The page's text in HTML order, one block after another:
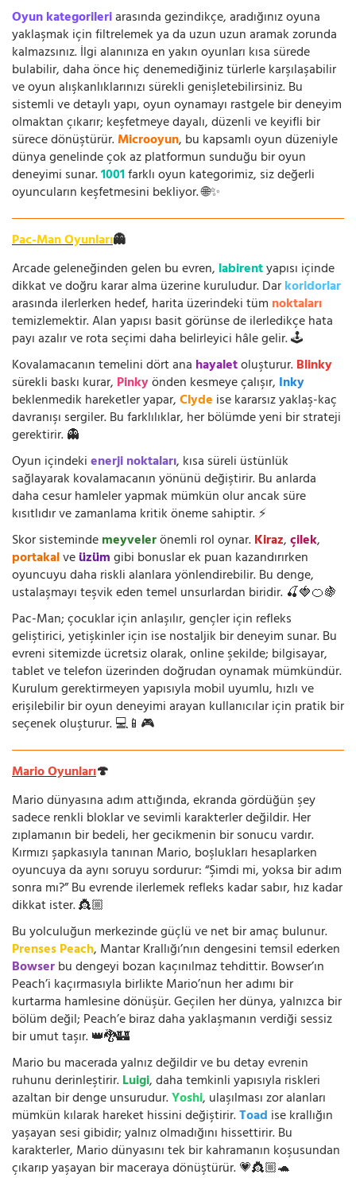
Oyun kategorileriarasında gezindikçe, aradığınız oyuna
yaklaşmak için filtrelemek ya da uzun uzun aramak zorunda
kalmazsınız. İlgi alanınıza en yakın oyunları kısa sürede
bulabilir, daha önce hiç denemediğiniz türlerle karşılaşabilir
ve oyun alışkanlıklarınızı sürekli genişletebilirsiniz. Bu
sistemli ve detaylı yapı, oyun oynamayı rastgele bir deneyim
olmaktan çıkarır; keşfetmeye dayalı, düzenli ve keyifli bir
sürece dönüştürür.Microoyun, bu kapsamlı oyun düzeniyle
dünya genelinde çok az platformun sunduğu bir oyun
deneyimi sunar.1001farklı oyun kategorimiz, siz değerli
oyuncuların keşfetmesini bekliyor. 🌐✨
Pac-Man Oyunları👻
Arcade geleneğinden gelen bu evren, labirentyapısı içinde
dikkat ve doğru karar alma üzerine kuruludur. Darkoridorlar
arasında ilerlerken hedef, harita üzerindeki tüm noktaları
temizlemektir. Alan yapısı basit görünse de ilerledikçe hata
payı azalır ve rota seçimi daha belirleyici hâle gelir. 🕹️
Kovalamacanın temelini dört ana hayaletoluşturur.Blinky
sürekli baskı kurar, Pinkyönden kesmeye çalışır, Inky
beklenmedik hareketler yapar,Clyde ise kararsız yaklaş-kaç
davranışı sergiler. Bu farklılıklar, her bölümde yeni bir strateji
gerektirir. 👻
Oyun içindekienerji noktaları, kısa süreli üstünlük
sağlayarak kovalamacanın yönünü değiştirir. Bu anlarda
daha cesur hamleler yapmak mümkün olur ancak süre
kısıtlıdır ve zamanlama kritik öneme sahiptir. ⚡
Skor sistemindemeyvelerönemli rol oynar.Kiraz,çilek,
portakalveüzümgibi bonuslar ek puan kazandırırken
oyuncuyu daha riskli alanlara yönlendirebilir. Bu denge,
ustalaşmayı teşvik eden temel unsurlardan biridir. 🍒🍓🍊🍇
Pac-Man; çocuklar için anlaşılır, gençler için refleks
geliştirici, yetişkinler için ise nostaljik bir deneyim sunar. Bu
evreni sitemizde ücretsiz olarak, online şekilde; bilgisayar,
tablet ve telefon üzerinden doğrudan oynamak mümkündür.
Kurulum gerektirmeyen yapısıyla mobil uyumlu, hızlı ve
erişilebilir bir oyun deneyimi arayan kullanıcılar için pratik bir
seçenek oluşturur. 💻📱🎮
Mario Oyunları🍄
Mario dünyasına adım attığında, ekranda gördüğün şey
sadece renkli bloklar ve sevimli karakterler değildir. Her
zıplamanın bir bedeli, her gecikmenin bir sonucu vardır.
Kırmızı şapkasıyla tanınan Mario, boşlukları hesaplarken
oyuncuya da aynı soruyu sordurur: “Şimdi mi, yoksa bir adım
sonra mı?” Bu evrende ilerlemek refleks kadar sabır, hız kadar
dikkat ister. 👸🏼
Bu yolculuğun merkezinde güçlü ve net bir amaç bulunur.
Prenses Peach, Mantar Krallığı’nın dengesini temsil ederken
Bowserbu dengeyi bozan kaçınılmaz tehdittir. Bowser’ın
Peach’i kaçırmasıyla birlikte Mario’nun her adımı bir
kurtarma hamlesine dönüşür. Geçilen her dünya, yalnızca bir
bölüm değil; Peach’e biraz daha yaklaşmanın verdiği sessiz
bir umut taşır. 👑🐉🏰
Mario bu macerada yalnız değildir ve bu detay evrenin
ruhunu derinleştirir.Luigi, daha temkinli yapısıyla riskleri
azaltan bir denge unsurudur.Yoshi, ulaşılması zor alanları
mümkün kılarak hareket hissini değiştirir.Toad ise krallığın
yaşayan sesi gibidir; yalnız olmadığını hissettirir. Bu
karakterler, Mario dünyasını tek bir kahramanın koşusundan
çıkarıp yaşayan bir maceraya dönüştürür. 💗👸🏼🐢